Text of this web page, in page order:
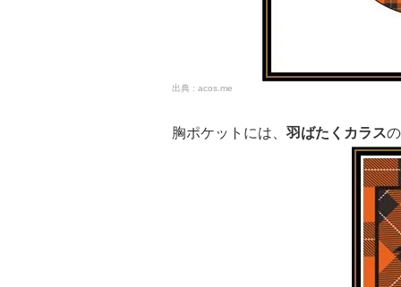
acos.me
胸ポケットには、 羽ばたくカラス